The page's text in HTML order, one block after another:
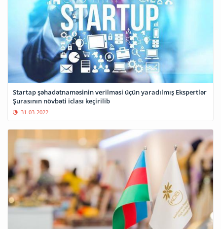
Startap şəhadətnaməsinin verilməsi üçün yaradılmış Ekspertlər
Şurasının növbəti iclası keçirilib
31-03-2022